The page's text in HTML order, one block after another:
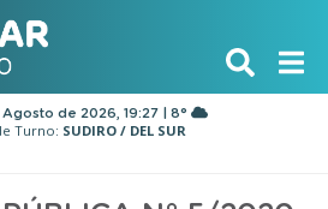
de 2026, 19:27 | 8°
Turno: SUDIRO / DEL SUR